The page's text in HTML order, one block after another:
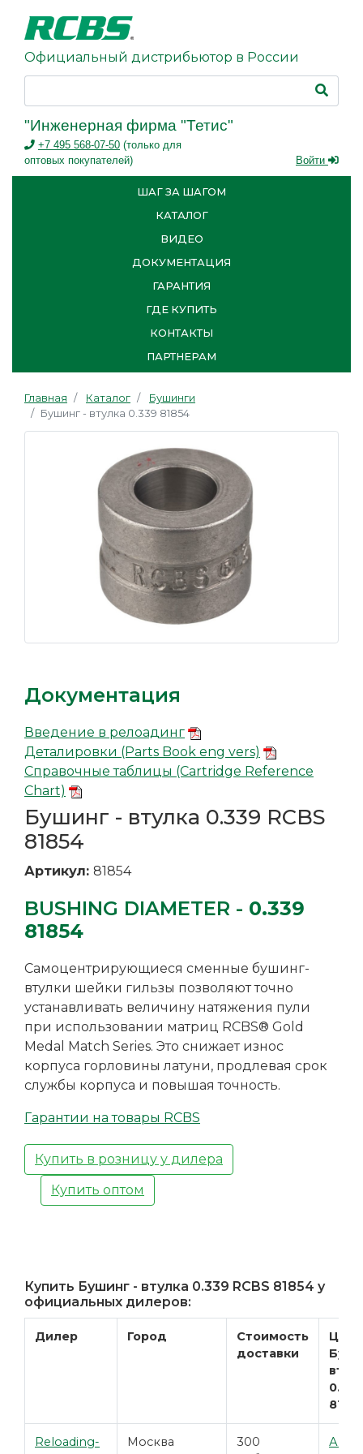
Официальный дистрибьютор в России
"Инженерная фирма "Тетис"
+7 495 568-07-50 (только для
оптовых покупателей)
Войти
ШАГ ЗА ШАГОМ
КАТАЛОГ
ВИДЕО
ДОКУМЕНТАЦИЯ
ГАРАНТИЯ
ГДЕ КУПИТЬ
КОНТАКТЫ
ПАРТНЕРАМ
Главная Каталог
Бушинги
Бушинг - втулка 0.339 81854
Документация
Введение в релоадинг
Деталировки (Parts Book eng vers)
Справочные таблицы (Cartridge Reference
Chart)
Бушинг - втулка 0.339 RCBS
81854
Артикул: 81854
BUSHING DIAMETER - 0.339
81854
Cамоцентрирующиеся сменные бушинг-
втулки шейки гильзы позволяют точно
устанавливать величину натяжения пули
при использовании матриц RCBS® Gold
Medal Match Series. Это снижает износ
корпуса горловины латуни, продлевая срок
службы корпуса и повышая точность.
Гарантии на товары RCBS
Купить в розницу у дилера
Купить оптом
Купить Бушинг - втулка 0.339 RCBS 81854 у
официальных дилеров:
Дилер Город
Стоимость
доставки
Reloading-
Москва
300